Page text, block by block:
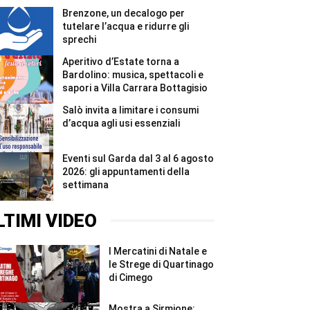
di
anno
#Shorts
Brenzone, un decalogo per
tutelare l’acqua e ridurre gli
sprechi
Aperitivo d’Estate torna a
Bardolino: musica, spettacoli e
sapori a Villa Carrara Bottagisio
Salò invita a limitare i consumi
d’acqua agli usi essenziali
Eventi sul Garda dal 3 al 6 agosto
2026: gli appuntamenti della
settimana
VIDEO
I Mercatini di Natale e
le Strege di Quartinago
di Cimego